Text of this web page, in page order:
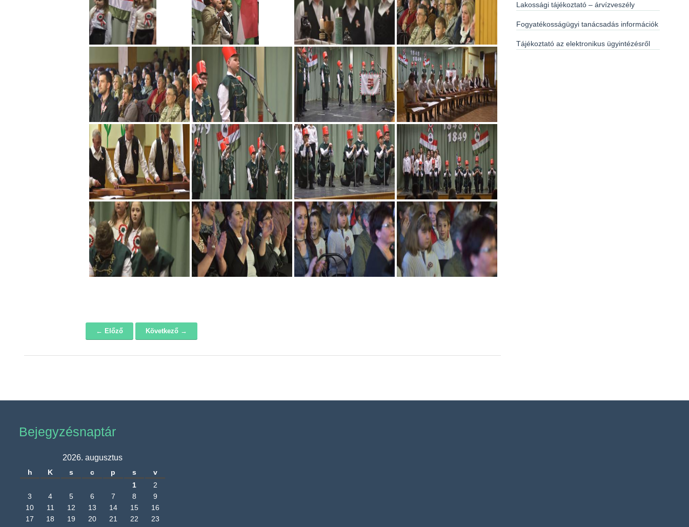
← Előző Következő →
Lakossági tájékoztató – árvízveszély
Fogyatékosságügyi tanácsadás információk
Tájékoztató az elektronikus ügyintézésről
Bejegyzésnaptár
2026. augusztus
h K s c p s
v
1
2
3
4 5 6 7 8
9
10
11 12 13 14 15
16
17
18 19 20 21 22
23